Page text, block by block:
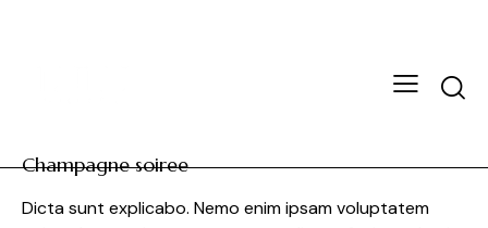
Champagne soiree
Dicta sunt explicabo. Nemo enim ipsam voluptatem